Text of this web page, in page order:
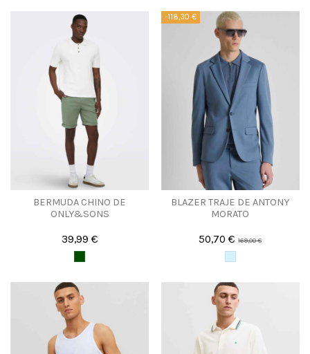
BERMUDA CHINO DE
ONLY&SONS
39,99 €
-118,30 €
BLAZER TRAJE DE ANTONY
MORATO
50,70 €169,00 €